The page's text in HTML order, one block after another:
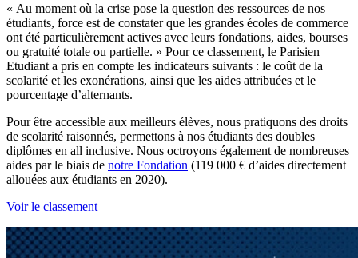
« Au moment où la crise pose la question des ressources de nos
étudiants, force est de constater que les grandes écoles de commerce
ont été particulièrement actives avec leurs fondations, aides, bourses
ou gratuité totale ou partielle. » Pour ce classement, le Parisien
Etudiant a pris en compte les indicateurs suivants : le coût de la
scolarité et les exonérations, ainsi que les aides attribuées et le
pourcentage d’alternants.
Pour être accessible aux meilleurs élèves, nous pratiquons des droits
de scolarité raisonnés, permettons à nos étudiants des doubles
diplômes en all inclusive. Nous octroyons également de nombreuses
aides par le biais de notre Fondation (119 000 € d’aides directement
allouées aux étudiants en 2020).
Voir le classement